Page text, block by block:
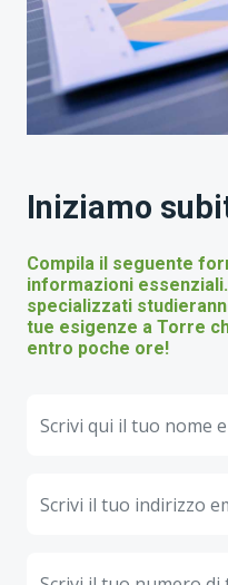
Iniziamo
Compila il seguente
informazioni
specializzati
tue esigenze a Torre
entro poche ore!